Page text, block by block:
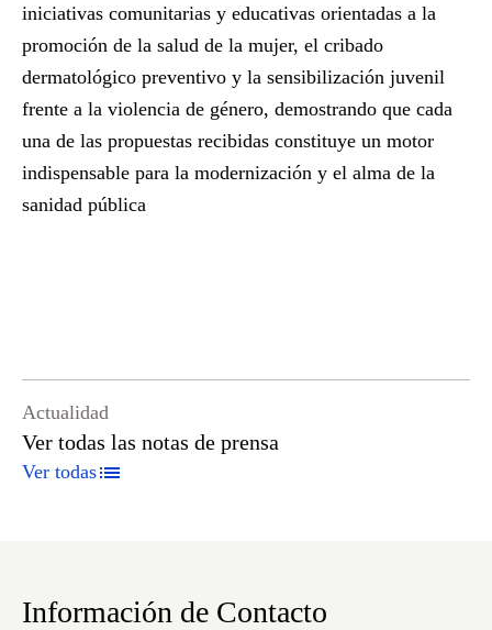
iniciativas comunitarias y educativas orientadas a la
promoción de la salud de la mujer, el cribado
dermatológico preventivo y la sensibilización juvenil
frente a la violencia de género, demostrando que cada
una de las propuestas recibidas constituye un motor
indispensable para la modernización y el alma de la
sanidad pública
Actualidad
Ver todas las notas de prensa
Ver todas
Información de Contacto